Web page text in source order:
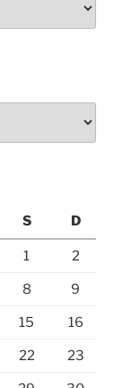
S D
1 2
8 9
15 16
22 23